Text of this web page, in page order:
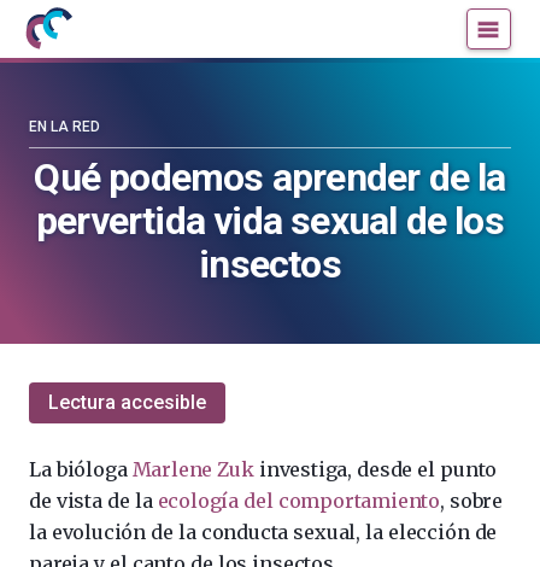
Mujeres
con
Cultura
Científica
blog
Cultura
Científica
Qué podemos aprender de la
pervertida vida sexual de los
insectos
EN LA RED
Lectura accesible
La bióloga Marlene Zukinvestiga, desde el punto
de vista de la ecología del comportamiento, sobre
la evolución de la conducta sexual, la elección de